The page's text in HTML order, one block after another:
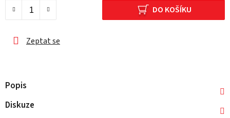
DO KOŠÍKU
Zeptat se
Popis
Diskuze